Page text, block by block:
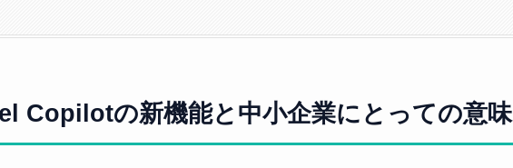
Copilotの新機能と中小企業にとっての意味